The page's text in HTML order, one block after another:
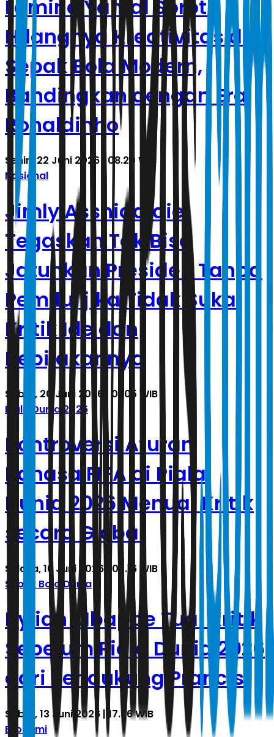
Lamine Yamal Soroti
Hilangnya Kreativitas di
Sepak Bola Modern,
Bandingkan dengan Era
Ronaldinho
Senin, 22 Juni 2026 | 08.20 WIB
Nasional
Jimly Asshiddiqie
Tegaskan Tak Bisa
Jatuhkan Presiden Tanpa
Pemilu, jika Tidak Suka
Kritik Ide dan
Kebijakannya
Sabtu, 20 Juni 2026 | 01.05 WIB
Piala Dunia 2026
Kontroversi Aturan
Bahasa FIFA di Piala
Dunia 2026 Menuai Kritik
secara Global
Selasa, 16 Juni 2026 | 03.16 WIB
Sepak Bola Dunia
Kylian Mbappe Tuai Kritik
Sebelum Piala Dunia 2026
dari Pendukung Prancis
Sabtu, 13 Juni 2026 | 17.36 WIB
Ekonomi